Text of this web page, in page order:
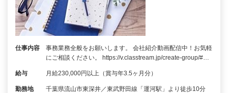
仕事内容
事務業務全般をお願いします。 会社紹介動画配信中！お気軽
にご相談ください。 https://v.classtream.jp/create-group/#…
給与 月給230,000円以上（賞与年3.5ヶ月分）
勤務地 千葉県流山市東深井／東武野田線「運河駅」より徒歩10分